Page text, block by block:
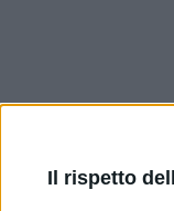
Il rispetto